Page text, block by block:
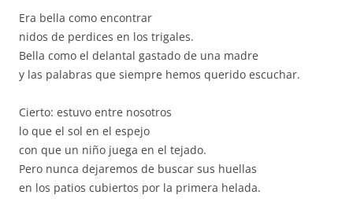
Era bella como encontrar
nidos de perdices en los trigales.
Bella como el delantal gastado de una madre
y las palabras que siempre hemos querido escuchar.
Cierto: estuvo entre nosotros
lo que el sol en el espejo
con que un niño juega en el tejado.
Pero nunca dejaremos de buscar sus huellas
en los patios cubiertos por la primera helada.